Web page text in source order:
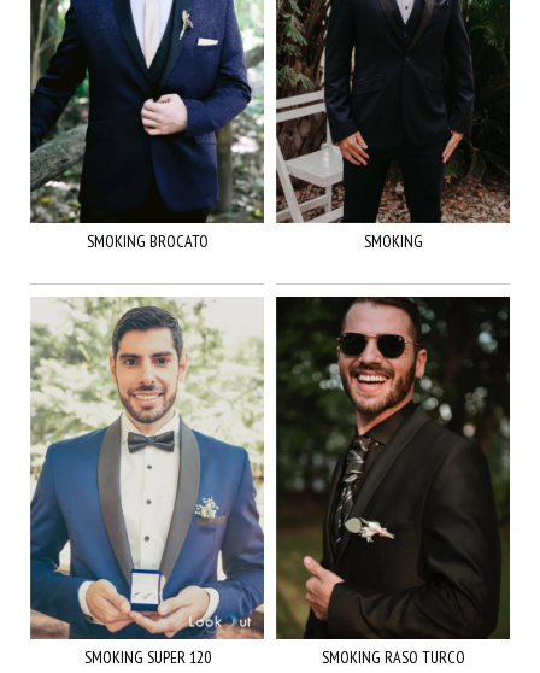
SMOKING BROCATO SMOKING
SMOKING SUPER 120 SMOKING RASO TURCO